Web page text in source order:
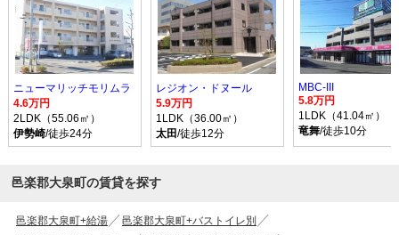
ニューマリッチモリムラ
4.6万円
2LDK（55.06㎡）
伊勢崎/徒歩24分
レジオン・ドヌール
5.9万円
1LDK（36.00㎡）
太田/徒歩12分
MBC‐III
5.8万円
1LDK（41.04㎡）
竜舞/徒歩10分
邑楽郡大泉町の賃貸を探す
邑楽郡大泉町+給湯
邑楽郡大泉町+バストイレ別